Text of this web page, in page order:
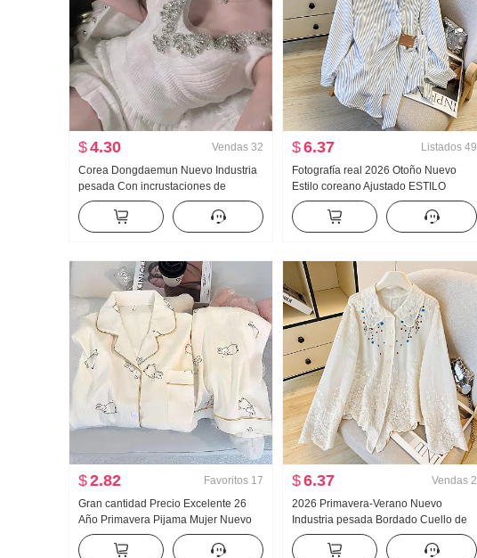
$4.30 Vendas 32
Corea Dongdaemun Nuevo Industria
pesada Con incrustaciones de
diamantes Diseño Sexy Femenino
Cuello en V Pantalla Pecho Ajustado
Corto tejido de punto Chaleco
$6.37 Listados 49
Fotografía real 2026 Otoño Nuevo
Estilo coreano Ajustado ESTILO
OCCIDENTAL Diseño Sentido Nicho
Rayas Entallado Manga Larga
Camisa para mujer
$2.82 Favoritos 17
Gran cantidad Precio Excelente 26
Año Primavera Pijama Mujer Nuevo
Nubes Algodón Manga Larga
Pequeño cuello vuelto Ropa de casa
$6.37 Vendas 2
2026 Primavera-Verano Nuevo
Industria pesada Bordado Cuello de
muñeca Camisa para mujer Estilo
francés Retro Protección solar